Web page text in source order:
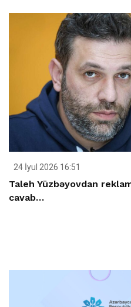
24 İyul 2026 16:51
Taleh Yüzbəyovdan
cavab…